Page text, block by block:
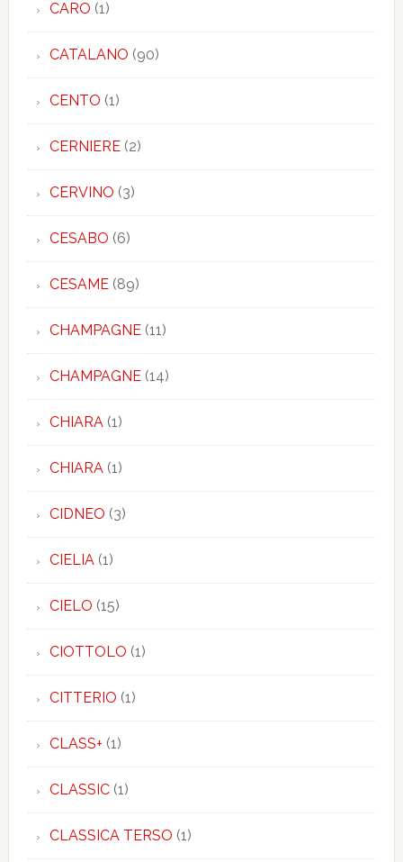
CARO (1)
CATALANO (90)
CENTO (1)
CERNIERE(2)
CERVINO (3)
CESABO (6)
CESAME(89)
CHAMPAGNE(11)
CHAMPAGNE(14)
CHIARA(1)
CHIARA(1)
CIDNEO (3)
CIELIA(1)
CIELO (15)
CIOTTOLO (1)
CITTERIO (1)
CLASS+ (1)
CLASSIC(1)
CLASSICA TERSO (1)